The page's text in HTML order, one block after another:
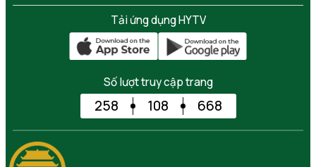
Tải ứng dụng HYTV
Số lượt truy cập trang
258 108 668